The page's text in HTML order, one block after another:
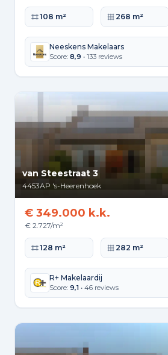
Woonoppervlakte
108 m² Perceeloppervlakte
268 m²
Neeskens Makelaars
Score: 8,9 • 133 reviews
van Steestraat 3
4453AP 's-Heerenhoek
€ 349.000 k.k.
€ 2.727/m²
Woonoppervlakte
128 m² Perceeloppervlakte
282 m²
R+ Makelaardij
Score: 9,1 • 46 reviews